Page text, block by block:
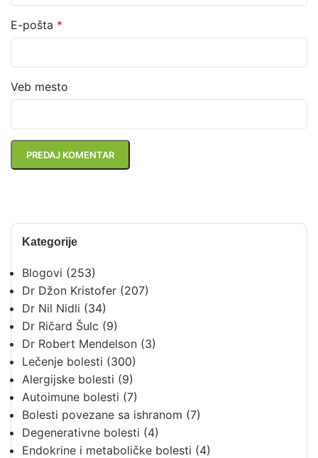
Kategorije
Blogovi (253)
Dr Džon Kristofer (207)
Dr Nil Nidli (34)
Dr Ričard Šulc (9)
Dr Robert Mendelson (3)
Lečenje bolesti (300)
Alergijske bolesti (9)
Autoimune bolesti (7)
Bolesti povezane sa ishranom (7)
Degenerativne bolesti (4)
Endokrine i metaboličke bolesti (4)
E-pošta *
Veb mesto